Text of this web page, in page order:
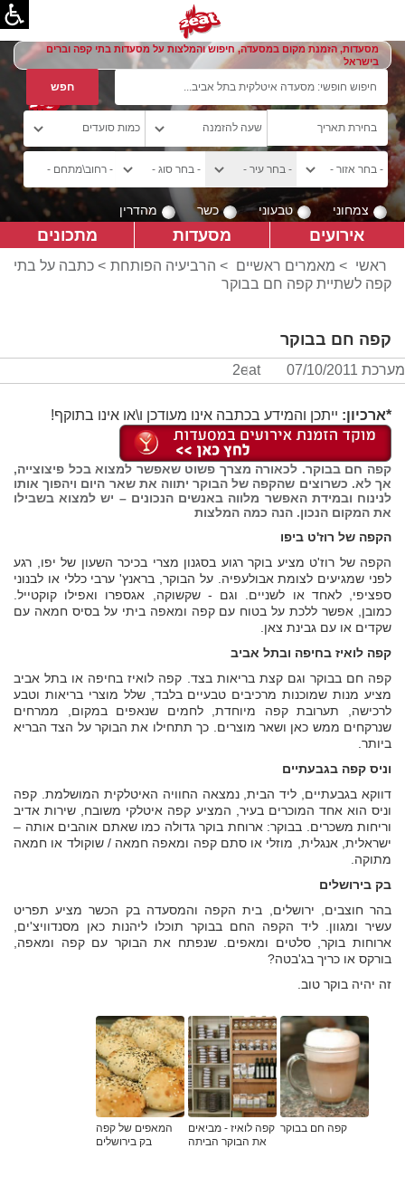
מסעדות, הזמנת מקום במסעדה, חיפוש והמלצות על מסעדות בתי קפה וברים
בישראל
צמחוני טבעוני כשר מהדרין
אירועים מסעדות מתכונים
ראשי > מאמרים ראשיים > הרביעיה הפותחת > כתבה על בתי
קפה לשתיית קפה חם בבוקר
קפה חם בבוקר
מערכת 2eat 07/10/2011
*ארכיון: ייתכן והמידע בכתבה אינו מעודכן ו\או אינו בתוקף!
קפה חם בבוקר. לכאורה מצרך פשוט שאפשר למצוא בכל פיצוצייה,
אך לא. כשרוצים שהקפה של הבוקר יתווה את שאר היום ויהפוך אותו
לנינוח ובמידת האפשר מלווה באנשים הנכונים – יש למצוא בשבילו
את המקום הנכון. הנה כמה המלצות
הקפה של רוז'ט ביפו
הקפה של רוז'ט מציע בוקר רגוע בסגנון מצרי בכיכר השעון של יפו, רגע
לפני שמגיעים לצומת אבולעפיה. על הבוקר, בראנץ' ערבי כללי או לבנוני
ספציפי, לאחד או לשניים. וגם - שקשוקה, אגספרו ואפילו קוקטייל.
כמובן, אפשר ללכת על בטוח עם קפה ומאפה ביתי על בסיס חמאה עם
שקדים או עם גבינת צאן.
קפה לואיז בחיפה ובתל אביב
קפה חם בבוקר וגם קצת בריאות בצד. קפה לואיז בחיפה או בתל אביב
מציע מנות שמוכנות מרכיבים טבעיים בלבד, שלל מוצרי בריאות וטבע
לרכישה, תערובת קפה מיוחדת, לחמים שנאפים במקום, ממרחים
שנרקחים ממש כאן ושאר מוצרים. כך תתחילו את הבוקר על הצד הבריא
ביותר.
וניס קפה בגבעתיים
דווקא בגבעתיים, ליד הבית, נמצאה החוויה האיטלקית המושלמת. קפה
וניס הוא אחד המוכרים בעיר, המציע קפה איטלקי משובח, שירות אדיב
וריחות משכרים. בבוקר: ארוחת בוקר גדולה כמו שאתם אוהבים אותה –
ישראלית, אנגלית, מוזלי או סתם קפה ומאפה חמאה / שוקולד או חמאה
מתוקה.
בק בירושלים
בהר חוצבים, ירושלים, בית הקפה והמסעדה בק הכשר מציע תפריט
עשיר ומגוון. ליד הקפה החם בבוקר תוכלו ליהנות כאן מסנדוויצ'ים,
ארוחות בוקר, סלטים ומאפים. שנפתח את הבוקר עם קפה ומאפה,
בורקס או כריך בג'בטה?
זה יהיה בוקר טוב.
קפה חם בבוקר קפה לואיז - מביאים
את הבוקר הביתה
המאפים של קפה
בק בירושלים